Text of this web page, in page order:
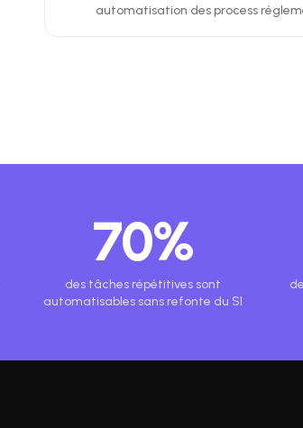
automatisation des process
70%
des tâches répétitives sont
automatisables sans refonte du SI